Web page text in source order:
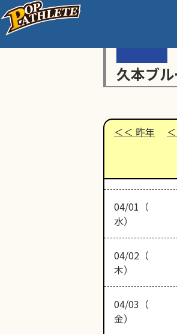
久本ブ
昨年
04/01（
水）
04/02（
木）
04/03（
金）